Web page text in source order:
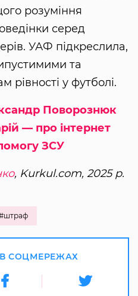
розуміння
серед
УАФ підкреслила,
та
рівності у футболі.
Поворознюк
— про інтернет
ЗСУ
, Kurkul.com, 2025 р.
СОЦМЕРЕЖАХ